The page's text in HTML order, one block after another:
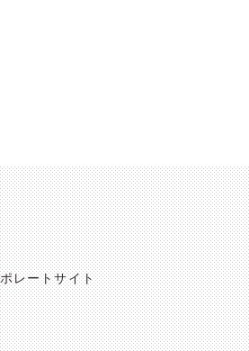
レートサイト